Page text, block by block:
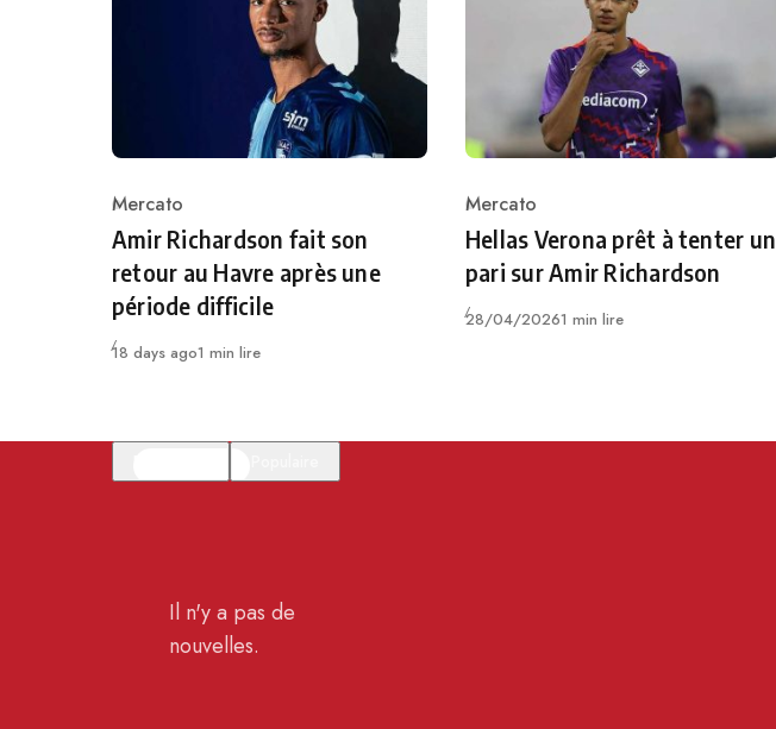
Category
Mercato
Amir Richardson fait son
retour au Havre après une
période difficile
Publié
18 days ago1 min lire
Category
Mercato
Hellas Verona prêt à tenter un
pari sur Amir Richardson
Publié
28/04/20261 min lire
Il n'y a pas de
nouvelles.